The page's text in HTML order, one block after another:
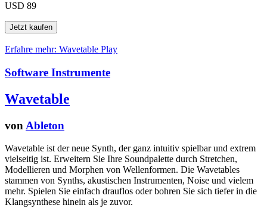
USD 89
Erfahre mehr: Wavetable Play
Software Instrumente
Wavetable
von Ableton
Wavetable ist der neue Synth, der ganz intuitiv spielbar und extrem
vielseitig ist. Erweitern Sie Ihre Soundpalette durch Stretchen,
Modellieren und Morphen von Wellenformen. Die Wavetables
stammen von Synths, akustischen Instrumenten, Noise und vielem
mehr. Spielen Sie einfach drauflos oder bohren Sie sich tiefer in die
Klangsynthese hinein als je zuvor.